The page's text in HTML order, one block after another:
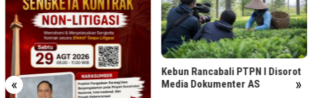
« »
Kebun Rancabali PTPN I Disorot
Media Dokumenter AS